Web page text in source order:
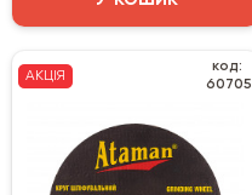
АКЦІЯ
код:
60705